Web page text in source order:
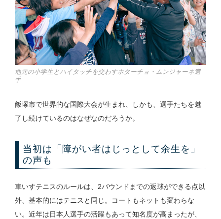
地元の小学生とハイタッチを交わすホターチョ・ムンジャーネ選
手
飯塚市で世界的な国際大会が生まれ、しかも、選手たちを魅
了し続けているのはなぜなのだろうか。
当初は「障がい者はじっとして余生を」
の声も
車いすテニスのルールは、2バウンドまでの返球ができる点以
外、基本的にはテニスと同じ。コートもネットも変わらな
い。近年は日本人選手の活躍もあって知名度が高まったが、